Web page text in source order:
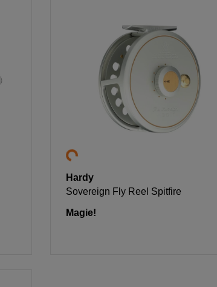
Hardy
Sovereign Fly Reel Spitfire
Magie!